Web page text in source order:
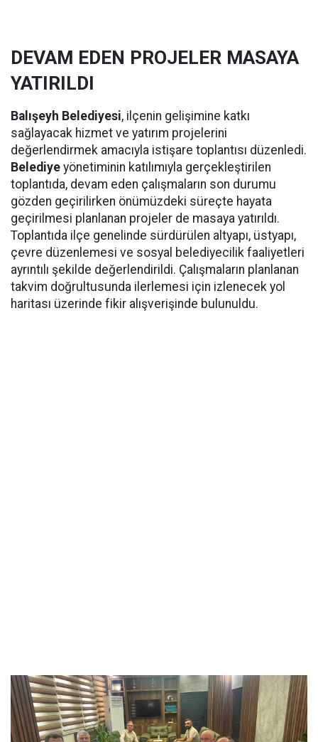
DEVAM EDEN PROJELER MASAYA
YATIRILDI
Balışeyh Belediyesi, ilçenin gelişimine katkı
sağlayacak hizmet ve yatırım projelerini
değerlendirmek amacıyla istişare toplantısı düzenledi.
Belediye yönetiminin katılımıyla gerçekleştirilen
toplantıda, devam eden çalışmaların son durumu
gözden geçirilirken önümüzdeki süreçte hayata
geçirilmesi planlanan projeler de masaya yatırıldı.
Toplantıda ilçe genelinde sürdürülen altyapı, üstyapı,
çevre düzenlemesi ve sosyal belediyecilik faaliyetleri
ayrıntılı şekilde değerlendirildi. Çalışmaların planlanan
takvim doğrultusunda ilerlemesi için izlenecek yol
haritası üzerinde fikir alışverişinde bulunuldu.